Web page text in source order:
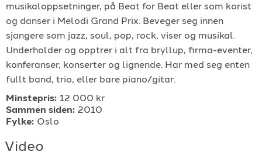
For arrangører
For musiker
Support
musikaloppsetninger, på Beat for Beat eller som korist
og danser i Melodi Grand Prix. Beveger seg innen
sjangere som jazz, soul, pop, rock, viser og musikal.
Underholder og opptrer i alt fra bryllup, firma-eventer,
konferanser, konserter og lignende. Har med seg enten
fullt band, trio, eller bare piano/gitar.
Minstepris: 12 000 kr
Sammen siden: 2010
Fylke: Oslo
Video